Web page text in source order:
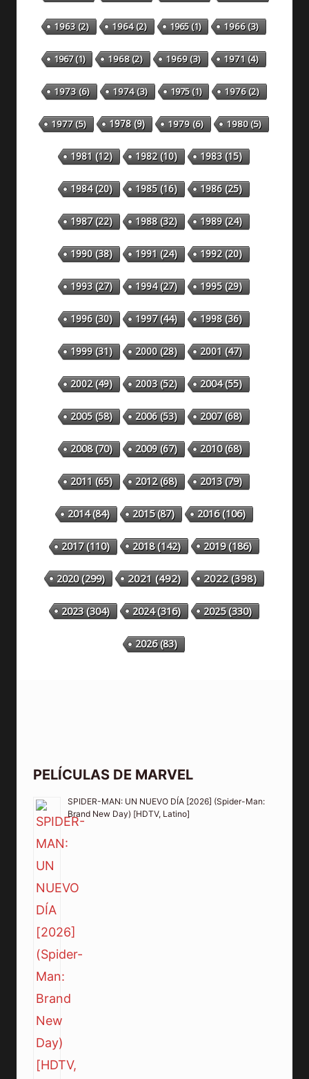
1963(2) 1964(2) 1965(1) 1966(3)
1967(1) 1968(2) 1969(3) 1971 (4)
1973(6) 1974(3) 1975(1) 1976(2)
1977(5) 1978(9) 1979(6) 1980(5)
1981 (12) 1982(10) 1983(15)
1984(20) 1985(16) 1986(25)
1987(22) 1988(32) 1989(24)
1990(38) 1991 (24) 1992(20)
1993(27) 1994(27) 1995(29)
1996(30) 1997(44) 1998(36)
1999(31) 2000(28) 2001 (47)
2002(49) 2003(52) 2004(55)
2005(58) 2006(53) 2007(68)
2008(70) 2009(67) 2010(68)
2011 (65) 2012(68) 2013(79)
2014(84) 2015(87) 2016(106)
2017(110) 2018(142) 2019(186)
2020(299) 2021(492) 2022(398)
2023(304) 2024(316) 2025(330)
2026(83)
PELÍCULAS DE MARVEL
SPIDER-MAN: UN NUEVO DÍA [2026] (Spider-Man:
Brand New Day) [HDTV, Latino]